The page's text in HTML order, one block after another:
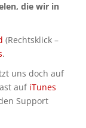
die wir in
(Rechtsklick –
.
uns doch auf
auf iTunes
Support